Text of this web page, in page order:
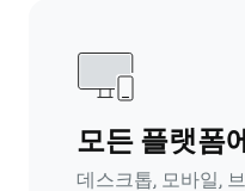
모든 플랫폼
데스크톱, 모바일,